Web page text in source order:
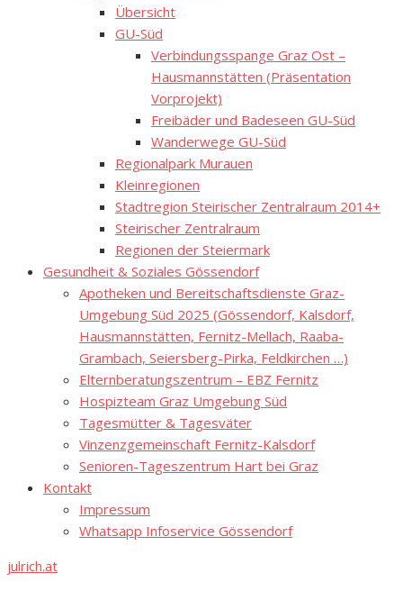
Übersicht
GU-Süd
Verbindungsspange Graz Ost –
Hausmannstätten (Präsentation
Vorprojekt)
Freibäder und Badeseen GU-Süd
Wanderwege GU-Süd
Regionalpark Murauen
Kleinregionen
Stadtregion Steirischer Zentralraum 2014+
Steirischer Zentralraum
Regionen der Steiermark
Gesundheit & Soziales Gössendorf
Apotheken und Bereitschaftsdienste Graz-
Umgebung Süd 2025 (Gössendorf, Kalsdorf,
Hausmannstätten, Fernitz-Mellach, Raaba-
Grambach, Seiersberg-Pirka, Feldkirchen …)
Elternberatungszentrum – EBZ Fernitz
Hospizteam Graz Umgebung Süd
Tagesmütter & Tagesväter
Vinzenzgemeinschaft Fernitz-Kalsdorf
Senioren-Tageszentrum Hart bei Graz
Kontakt
Impressum
Whatsapp Infoservice Gössendorf
julrich.at